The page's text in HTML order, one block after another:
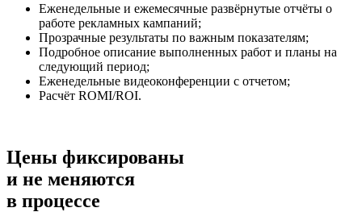
Еженедельные и ежемесячные развёрнутые отчёты о
работе рекламных кампаний;
Прозрачные результаты по важным показателям;
Подробное описание выполненных работ и планы на
следующий период;
Еженедельные видеоконференции с отчетом;
Расчёт ROMI/ROI.
Цены фиксированы
и не меняются
в процессе